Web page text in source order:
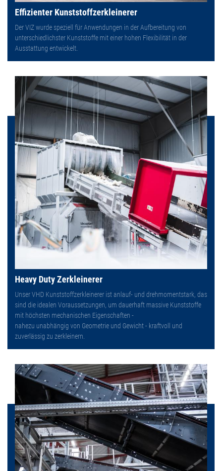
Effizienter Kunststoffzerkleinerer
Der VIZ wurde speziell für Anwendungen in der Aufbereitung von
unterschiedlichster Kunststoffe mit einer hohen Flexibilität in der
Ausstattung entwickelt.
Heavy Duty Zerkleinerer
Unser VHD Kunststoffzerkleinerer ist anlauf- und drehmomentstark, das
sind die idealen Voraussetzungen, um dauerhaft massive Kunststoffe
mit höchsten mechanischen Eigenschaften -
nahezu unabhängig von Geometrie und Gewicht - kraftvoll und
zuverlässig zu zerkleinern.